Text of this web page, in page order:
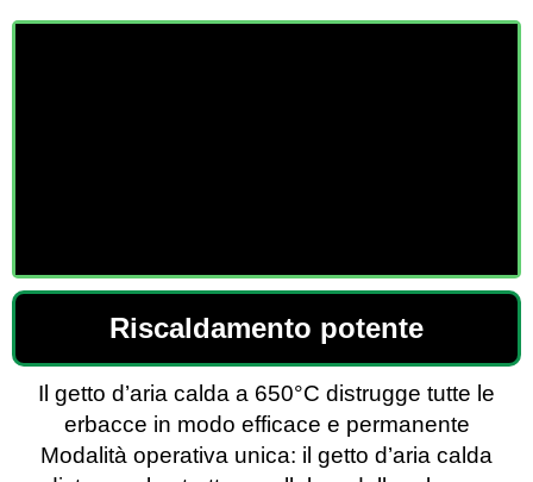
Riscaldamento potente
Il getto d’aria calda a 650°C distrugge tutte le
erbacce in modo efficace e permanente
Modalità operativa unica: il getto d’aria calda